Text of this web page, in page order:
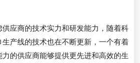
应商的技术实力和研发能力，随着科
产线的技术也在不断更新，一个有着
的供应商能够提供更先进和高效的生